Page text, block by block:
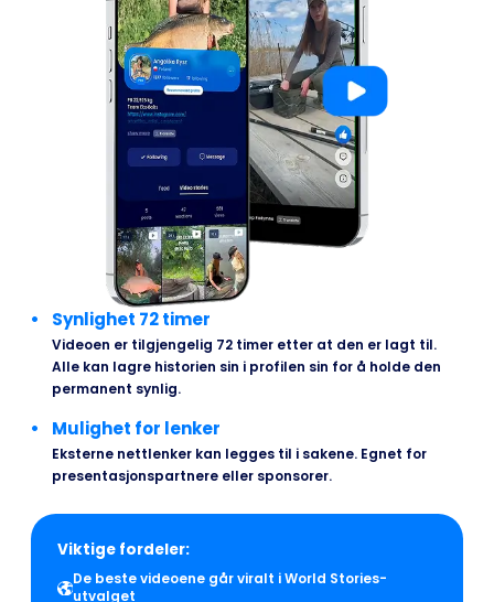
Synlighet 72 timer
Videoen er tilgjengelig 72 timer etter at den er lagt til.
Alle kan lagre historien sin i profilen sin for å holde den
permanent synlig.
Mulighet for lenker
Eksterne nettlenker kan legges til i sakene. Egnet for
presentasjonspartnere eller sponsorer.
Viktige fordeler:
De beste videoene går viralt i World Stories-
utvalget